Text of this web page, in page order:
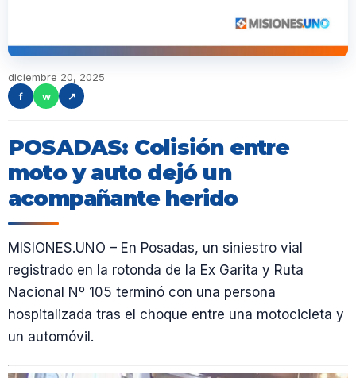
diciembre 20, 2025
f
w ↗
POSADAS: Colisión entre
moto y auto dejó un
acompañante herido
MISIONES.UNO – En Posadas, un siniestro vial
registrado en la rotonda de la Ex Garita y Ruta
Nacional Nº 105 terminó con una persona
hospitalizada tras el choque entre una motocicleta y
un automóvil.